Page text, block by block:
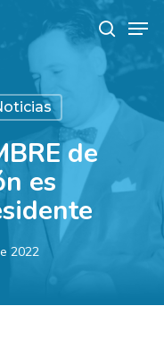
search
de
es
2022